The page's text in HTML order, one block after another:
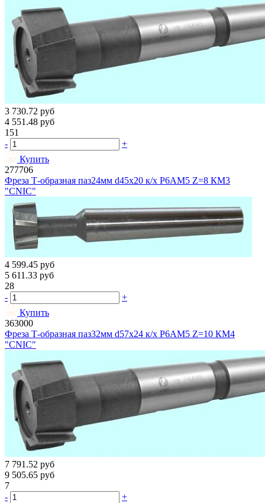
3 730.72 руб
4 551.48 руб
151
-
+
Купить
277706
Фреза Т-образная паз24мм d45х20 к/х Р6АМ5 Z=8 КМ3
"CNIC"
4 599.45 руб
5 611.33 руб
28
-
+
Купить
363000
Фреза Т-образная паз32мм d57х24 к/х Р6АМ5 Z=10 КМ4
"CNIC"
7 791.52 руб
9 505.65 руб
7
-
+